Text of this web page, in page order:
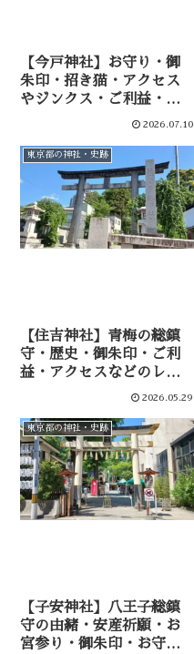
【今戸神社】お守り・御
朱印・招き猫・アクセス
やジンクス・ご利益・お
2026.07.10
東京都の神社・史跡
【住吉神社】青梅の総鎮
守・歴史・御朱印・ご利
益・アクセスなどのレビ
2026.05.29
東京都の神社・史跡
【子安神社】八王子総鎮
守の由緒・安産祈願・お
宮参り・御朱印・お守